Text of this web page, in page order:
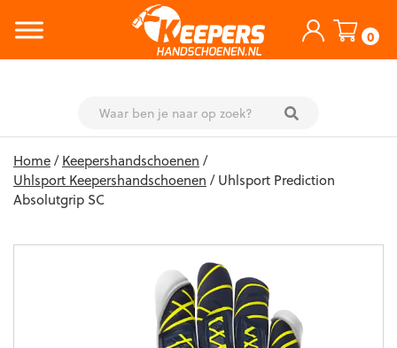
0
content
Home/Keepershandschoenen /
Uhlsport Keepershandschoenen / Uhlsport Prediction
Absolutgrip SC